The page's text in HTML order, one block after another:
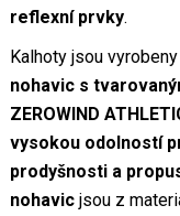
reflexní prvky.
Kalhoty jsou vyrobeny
nohavic s
ZEROWIND
vysokou odolností
prodyšnosti a
nohavicjsou z